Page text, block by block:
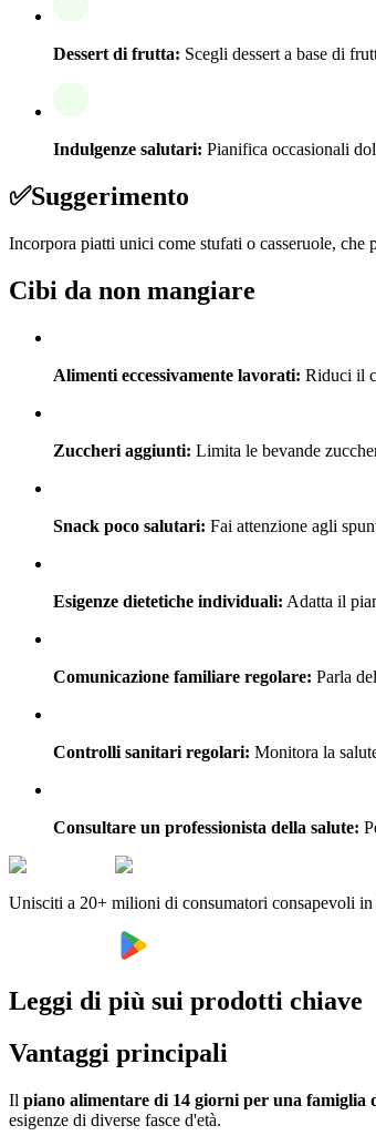
Dessert di frutta: Scegli dessert a base di
Indulgenze salutari: Pianifica occasionali
✅Suggerimento
Incorpora piatti unici come stufati o casseruole,
Cibi da non mangiare
Alimenti eccessivamente lavorati: Riduci il
Zuccheri aggiunti: Limita le bevande
Snack poco salutari: Fai attenzione agli
Esigenze dietetiche individuali: Adatta il
Comunicazione familiare regolare: Parla
Controlli sanitari regolari: Monitora la
Consultare un professionista della salute:
Unisciti a 20+ milioni di consumatori consapevoli
Leggi di più sui prodotti chiave
Vantaggi principali
Il piano alimentare di 14 giorni per una famiglia
esigenze di diverse fasce d'età.